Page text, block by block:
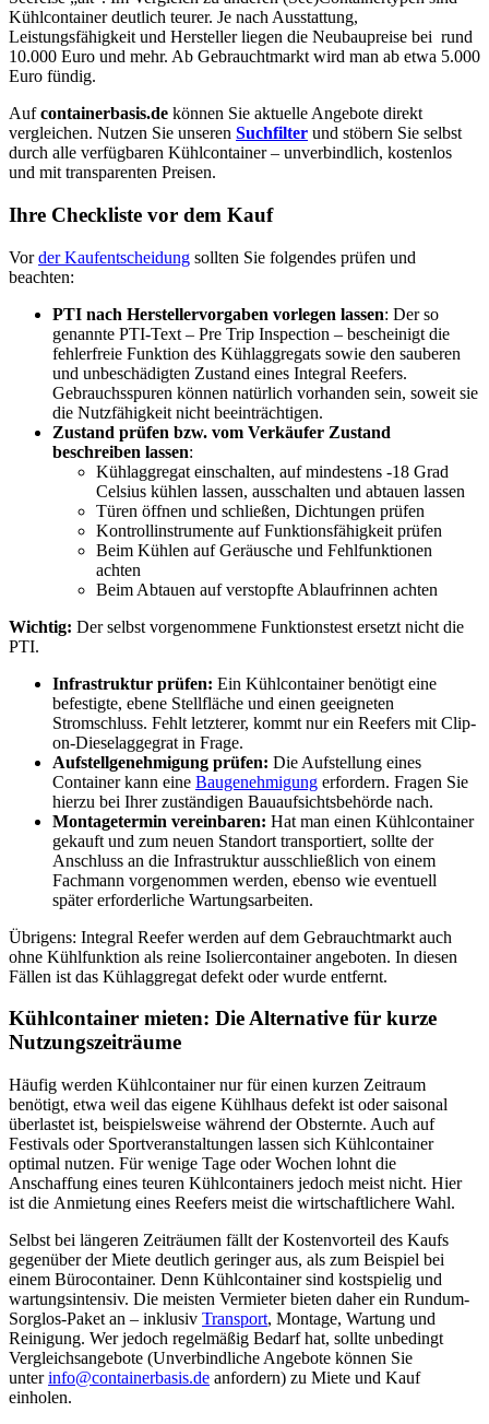
Kühlcontainer deutlich teurer. Je nach Ausstattung,
Leistungsfähigkeit und Hersteller liegen die Neubaupreise bei rund
10.000 Euro und mehr. Ab Gebrauchtmarkt wird man ab etwa 5.000
Euro fündig.
Aufcontainerbasis.de können Sie aktuelle Angebote direkt
vergleichen. Nutzen Sie unseren Suchfilter und stöbern Sie selbst
durch alle verfügbaren Kühlcontainer – unverbindlich, kostenlos
und mit transparenten Preisen.
Ihre Checkliste vor dem Kauf
Vorder Kaufentscheidung sollten Sie folgendes prüfen und
beachten:
PTI nach Herstellervorgaben vorlegen lassen: Der so
genannte PTI-Text – Pre Trip Inspection – bescheinigt die
fehlerfreie Funktion des Kühlaggregats sowie den sauberen
und unbeschädigten Zustand eines Integral Reefers.
Gebrauchsspuren können natürlich vorhanden sein, soweit sie
die Nutzfähigkeit nicht beeinträchtigen.
Zustand prüfen bzw. vom Verkäufer Zustand
beschreiben lassen:
Kühlaggregat einschalten, auf mindestens -18 Grad
Celsius kühlen lassen, ausschalten und abtauen lassen
Türen öffnen und schließen, Dichtungen prüfen
Kontrollinstrumente auf Funktionsfähigkeit prüfen
Beim Kühlen auf Geräusche und Fehlfunktionen
achten
Beim Abtauen auf verstopfte Ablaufrinnen achten
Wichtig: Der selbst vorgenommene Funktionstest ersetzt nicht die
PTI.
Infrastruktur prüfen: Ein Kühlcontainer benötigt eine
befestigte, ebene Stellfläche und einen geeigneten
Stromschluss. Fehlt letzterer, kommt nur ein Reefers mit Clip-
on-Dieselaggegrat in Frage.
Aufstellgenehmigung prüfen: Die Aufstellung eines
Container kann eine Baugenehmigung erfordern. Fragen Sie
hierzu bei Ihrer zuständigen Bauaufsichtsbehörde nach.
Montagetermin vereinbaren: Hat man einen Kühlcontainer
gekauft und zum neuen Standort transportiert, sollte der
Anschluss an die Infrastruktur ausschließlich von einem
Fachmann vorgenommen werden, ebenso wie eventuell
später erforderliche Wartungsarbeiten.
Übrigens: Integral Reefer werden auf dem Gebrauchtmarkt auch
ohne Kühlfunktion als reine Isoliercontainer angeboten. In diesen
Fällen ist das Kühlaggregat defekt oder wurde entfernt.
Kühlcontainer mieten: Die Alternative für kurze
Nutzungszeiträume
Häufig werden Kühlcontainer nur für einen kurzen Zeitraum
benötigt, etwa weil das eigene Kühlhaus defekt ist oder saisonal
überlastet ist, beispielsweise während der Obsternte. Auch auf
Festivals oder Sportveranstaltungen lassen sich Kühlcontainer
optimal nutzen. Für wenige Tage oder Wochen lohnt die
Anschaffung eines teuren Kühlcontainers jedoch meist nicht. Hier
ist die Anmietung eines Reefers meist die wirtschaftlichere Wahl.
Selbst bei längeren Zeiträumen fällt der Kostenvorteil des Kaufs
gegenüber der Miete deutlich geringer aus, als zum Beispiel bei
einem Bürocontainer. Denn Kühlcontainer sind kostspielig und
wartungsintensiv. Die meisten Vermieter bieten daher ein Rundum-
Sorglos-Paket an – inklusiv Transport, Montage, Wartung und
Reinigung. Wer jedoch regelmäßig Bedarf hat, sollte unbedingt
Vergleichsangebote (Unverbindliche Angebote können Sie
unterinfo@containerbasis.de anfordern) zu Miete und Kauf
einholen.